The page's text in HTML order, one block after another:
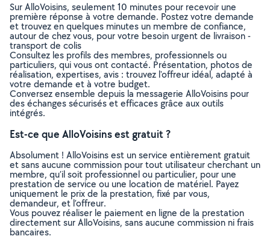
Sur AlloVoisins, seulement 10 minutes pour recevoir une
première réponse à votre demande. Postez votre demande
et trouvez en quelques minutes un membre de confiance,
autour de chez vous, pour votre besoin urgent de livraison -
transport de colis
Consultez les profils des membres, professionnels ou
particuliers, qui vous ont contacté. Présentation, photos de
réalisation, expertises, avis : trouvez l'offreur idéal, adapté à
votre demande et à votre budget.
Conversez ensemble depuis la messagerie AlloVoisins pour
des échanges sécurisés et efficaces grâce aux outils
intégrés.
Est-ce que AlloVoisins est gratuit ?
Absolument ! AlloVoisins est un service entièrement gratuit
et sans aucune commission pour tout utilisateur cherchant un
membre, qu’il soit professionnel ou particulier, pour une
prestation de service ou une location de matériel. Payez
uniquement le prix de la prestation, fixé par vous,
demandeur, et l’offreur.
Vous pouvez réaliser le paiement en ligne de la prestation
directement sur AlloVoisins, sans aucune commission ni frais
bancaires.